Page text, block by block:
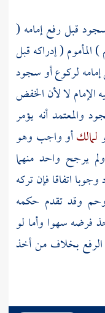
قبل رفع إمامه (
المأموم ( إدراكه قبل
لركوع أو سجود
الإمام لا لأن الخفض
والمعتمد أنه يؤمر
لمالكأو واجب وهو
يرجح واحد منهما
اتفاقا فإن تركه
وقد تقدم حكمه
فرضه سهوا وأما لو
بخلاف من أخذ